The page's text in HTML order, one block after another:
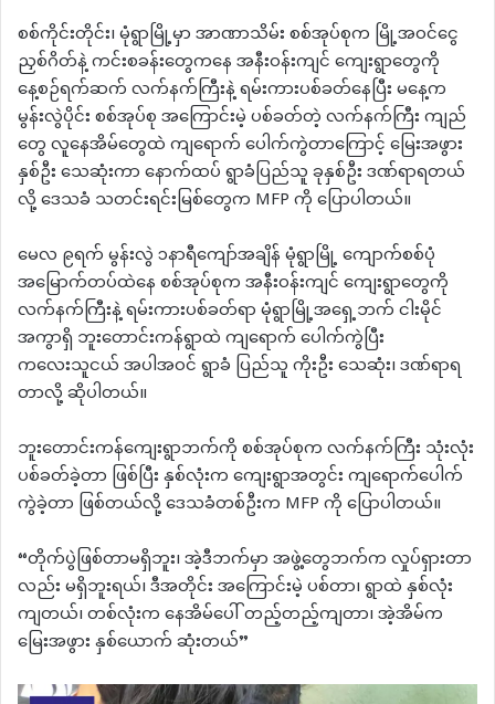
စစ်ကိုင်းတိုင်း၊ မုံရွာမြို့မှာ အာဏာသိမ်း စစ်အုပ်စုက မြို့အဝင်ငွေ
ညှစ်ဂိတ်နဲ့ ကင်းစခန်းတွေကနေ အနီးဝန်းကျင် ကျေးရွာတွေကို
နေ့စဉ်ရက်ဆက် လက်နက်ကြီးနဲ့ ရမ်းကားပစ်ခတ်နေပြီး မနေ့က
မွန်းလွဲပိုင်း စစ်အုပ်စု အကြောင်းမဲ့ ပစ်ခတ်တဲ့ လက်နက်ကြီး ကျည်
တွေ လူနေအိမ်တွေထဲ ကျရောက် ပေါက်ကွဲတာကြောင့် မြေးအဖွား
နှစ်ဦး သေဆုံးကာ နောက်ထပ် ရွာခံပြည်သူ ခုနှစ်ဦး ဒဏ်ရာရတယ်
လို့ ဒေသခံ သတင်းရင်းမြစ်တွေက MFP ကို ပြောပါတယ်။
မေလ ၉ရက် မွန်းလွဲ ၁နာရီကျော်အချိန် မုံရွာမြို့ ကျောက်စစ်ပုံ
အမြောက်တပ်ထဲနေ စစ်အုပ်စုက အနီးဝန်းကျင် ကျေးရွာတွေကို
လက်နက်ကြီးနဲ့ ရမ်းကားပစ်ခတ်ရာ မုံရွာမြို့အရှေ့ဘက် ငါးမိုင်
အကွာရှိ ဘူးတောင်းကန်ရွာထဲ ကျရောက် ပေါက်ကွဲပြီး
ကလေးသူငယ် အပါအဝင် ရွာခံ ပြည်သူ ကိုးဦး သေဆုံး၊ ဒဏ်ရာရ
တာလို့ ဆိုပါတယ်။
ဘူးတောင်းကန်ကျေးရွာဘက်ကို စစ်အုပ်စုက လက်နက်ကြီး သုံးလုံး
ပစ်ခတ်ခဲ့တာ ဖြစ်ပြီး နှစ်လုံးက ကျေးရွာအတွင်း ကျရောက်ပေါက်
ကွဲခဲ့တာ ဖြစ်တယ်လို့ ဒေသခံတစ်ဦးက MFP ကို ပြောပါတယ်။
“တိုက်ပွဲဖြစ်တာမရှိဘူး၊ အဲ့ဒီဘက်မှာ အဖွဲ့တွေဘက်က လှုပ်ရှားတာ
လည်း မရှိဘူးရယ်၊ ဒီအတိုင်း အကြောင်းမဲ့ ပစ်တာ၊ ရွာထဲ နှစ်လုံး
ကျတယ်၊ တစ်လုံးက နေအိမ်ပေါ် တည့်တည့်ကျတာ၊ အဲ့အိမ်က
မြေးအဖွား နှစ်ယောက် ဆုံးတယ်”